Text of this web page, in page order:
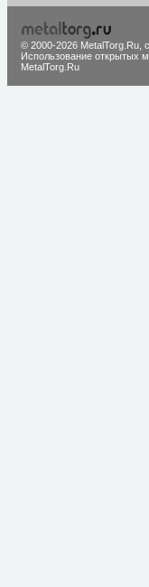
© 2000-2026 MetalTorg.Ru,
Использование открытых
MetalTorg.Ru